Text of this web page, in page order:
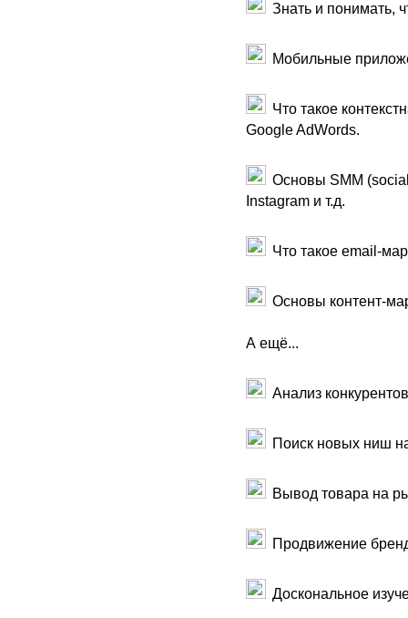
Знать и понимать,
Мобильные
Что такое
Google AdWords.
Основы SMM
Instagram и т.д.
Что такое email-
Основы контент-
А ещё...
Анализ
Поиск новых ниш
Вывод товара на
Продвижение
Доскональное